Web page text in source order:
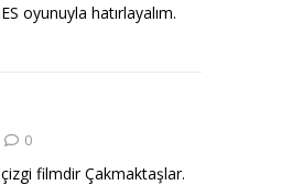
oyunuyla hatırlayalım.
0
filmdir Çakmaktaşlar.